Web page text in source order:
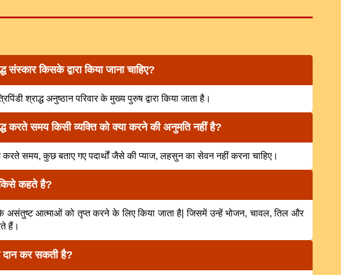
संस्कार किसके द्वारा किया जाना चाहिए?
श्राद्ध अनुष्ठान परिवार के मुख्य पुरुष द्वारा किया जाता है।
करते समय किसी व्यक्ति को क्या करने की अनुमति नहीं है?
करते समय, कुछ बताए गए पदार्थों जैसे की प्याज, लहसुन का सेवन नहीं करना चाहिए।
किसे कहते है?
के असंतुष्ट आत्माओं को तृप्त करने के लिए किया जाता है| जिसमें उन्हें भोजन, चावल, तिल और
हैं।
दान कर सकती है?